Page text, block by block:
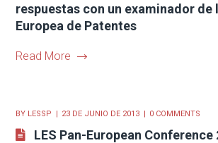
respuestas con un examinador de
Europea de Patentes
Read More
BY LESSP 23 DE JUNIO DE 2013 0 COMMENTS
LES Pan-European Conference